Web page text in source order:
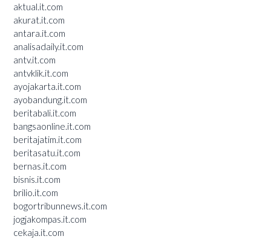
aktual.it.com
akurat.it.com
antara.it.com
analisadaily.it.com
antv.it.com
antvklik.it.com
ayojakarta.it.com
ayobandung.it.com
beritabali.it.com
bangsaonline.it.com
beritajatim.it.com
beritasatu.it.com
bernas.it.com
bisnis.it.com
brilio.it.com
bogortribunnews.it.com
jogjakompas.it.com
cekaja.it.com